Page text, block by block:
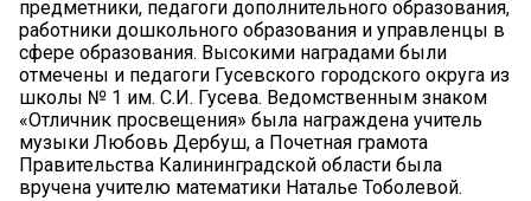
предметники, педагоги дополнительного образования,
работники дошкольного образования и управленцы в
сфере образования. Высокими наградами были
отмечены и педагоги Гусевского городского округа из
школы № 1 им. С.И. Гусева. Ведомственным знаком
«Отличник просвещения» была награждена учитель
музыки Любовь Дербуш, а Почетная грамота
Правительства Калининградской области была
вручена учителю математики Наталье Тоболевой.